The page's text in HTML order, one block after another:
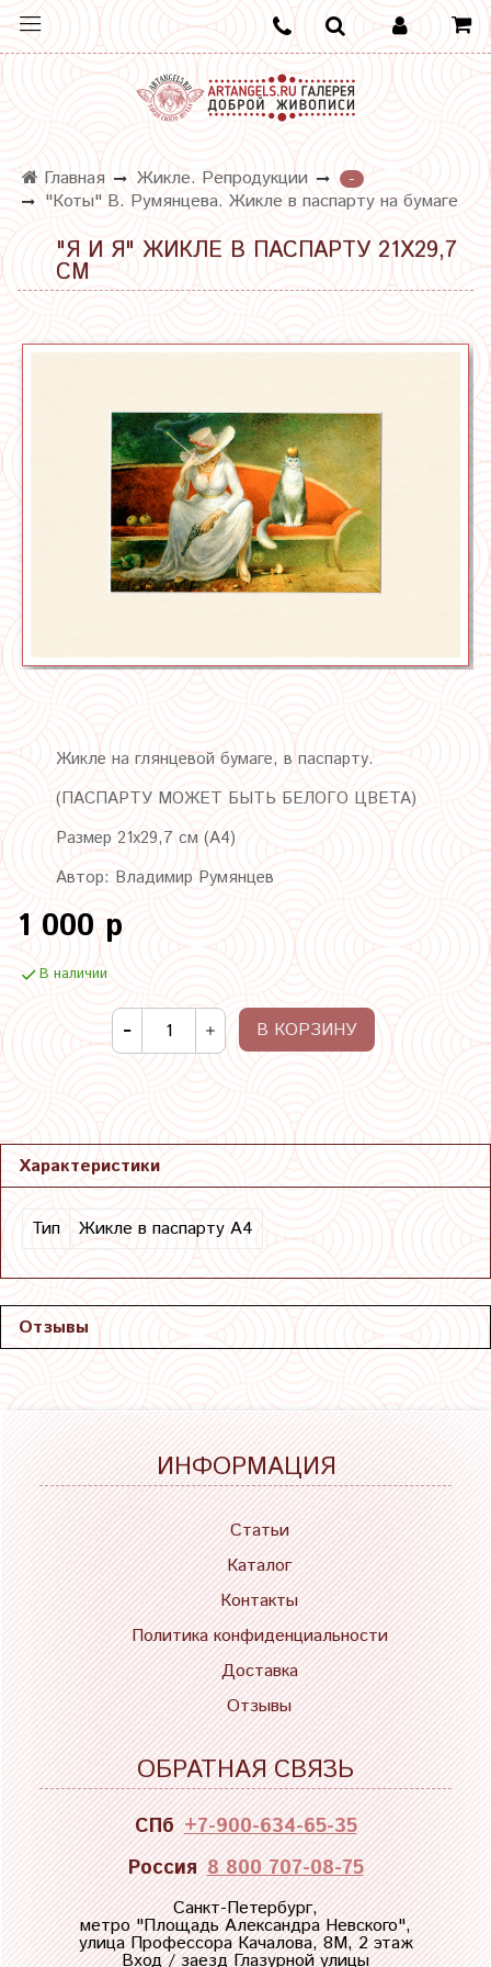
Главная Жикле. Репродукции
-
"Коты" В. Румянцева. Жикле в паспарту на бумаге
"Я И Я" ЖИКЛЕ В ПАСПАРТУ 21Х29,7
СМ
Жикле на глянцевой бумаге, в паспарту.
(ПАСПАРТУ МОЖЕТ БЫТЬ БЕЛОГО ЦВЕТА)
Размер 21х29,7 см (А4)
Автор: Владимир Румянцев
1 000 р
В наличии
В КОРЗИНУ
Характеристики
Тип Жикле в паспарту А4
Отзывы
ИНФОРМАЦИЯ
Статьи
Каталог
Контакты
Политика конфиденциальности
Доставка
Отзывы
ОБРАТНАЯ СВЯЗЬ
СПб +7-900-634-65-35
Россия 8 800 707-08-75
Санкт-Петербург,
метро "Площадь Александра Невского",
улица Профессора Качалова, 8М, 2 этаж
Вход / заезд Глазурной улицы